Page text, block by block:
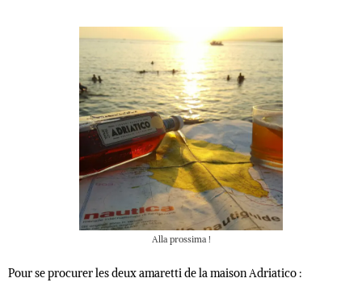
Alla prossima !
Pour se procurer les deux amaretti de la maison Adriatico :